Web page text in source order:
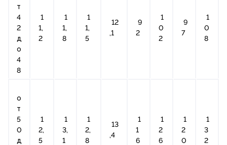
т
4
2
д
о
4
8
1
1,
2
1
1,
8
1
1,
5
12
,1
9
2
1
0
2
9
7
1
0
8
о
т
5
0
д
1
2,
5
1
3,
1
1
2,
8
13
,4
1
1
6
1
2
6
1
2
0
1
3
2